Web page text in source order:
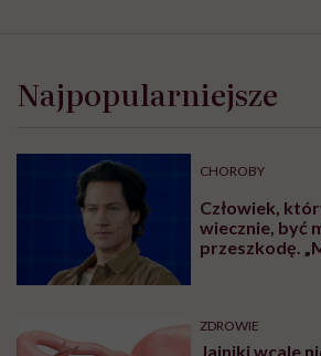
Najpopularniejsze
CHOROBY
Człowiek,
wiecznie, być
przeszkodę.
ZDROWIE
Jajniki wcale